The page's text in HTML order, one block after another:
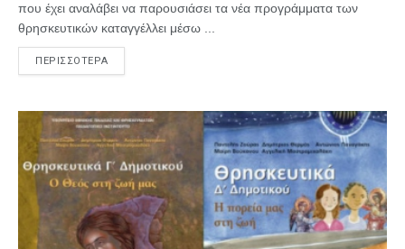
που έχει αναλάβει να παρουσιάσει τα νέα προγράμματα των
θρησκευτικών καταγγέλλει μέσω ...
ΠΕΡΙΣΣΟΤΕΡΑ